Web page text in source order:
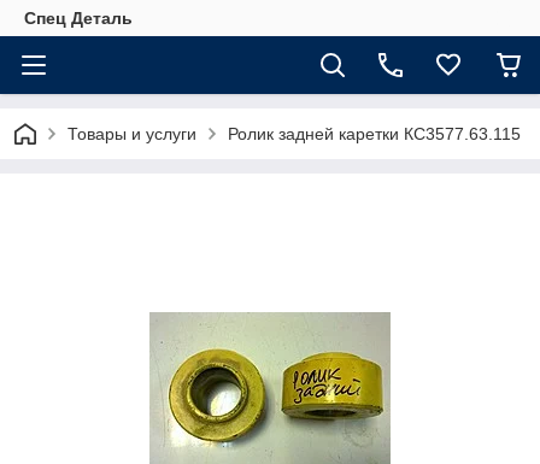
Спец Деталь
Товары и услуги Ролик задней каретки КС3577.63.115